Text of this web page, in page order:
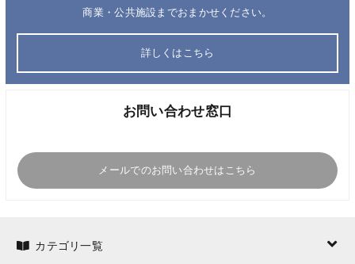
商業・公共施設までおまかせください。
詳しくはこちら
お問い合わせ窓口
メールでのお問い合わせはこちら
カテゴリ一覧